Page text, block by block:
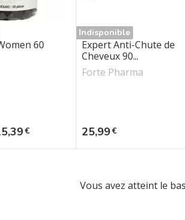
60
€
Indisponible
Expert Anti-Chute de
Cheveux 90...
Forte Pharma
Prix
25,99€
Vous avez atteint le